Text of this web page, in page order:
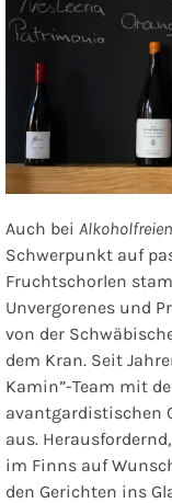
Auch bei
Schwerpunkt auf
Fruchtschorlen
Unvergorenes und
von der
dem Kran. Seit
Kamin”-Team mit
avantgardistischen
aus.
im Finns auf
den Gerichten ins